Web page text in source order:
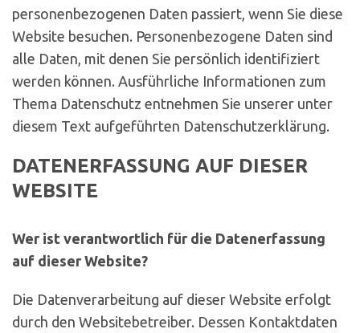
personenbezogenen Daten passiert, wenn Sie diese
Website besuchen. Personenbezogene Daten sind
alle Daten, mit denen Sie persönlich identifiziert
werden können. Ausführliche Informationen zum
Thema Datenschutz entnehmen Sie unserer unter
diesem Text aufgeführten Datenschutzerklärung.
DATENERFASSUNG AUF DIESER
WEBSITE
Wer ist verantwortlich für die Datenerfassung
auf dieser Website?
Die Datenverarbeitung auf dieser Website erfolgt
durch den Websitebetreiber. Dessen Kontaktdaten